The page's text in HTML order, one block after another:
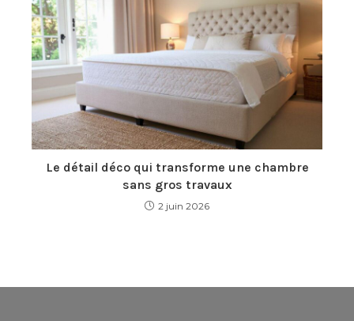
Le détail déco qui transforme une chambre
sans gros travaux
2 juin 2026